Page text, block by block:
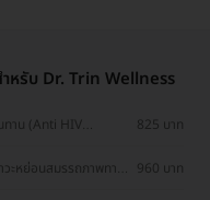
หรับ Dr. Trin Wellness
ทาน (Anti HIV
825 บาท
ะหย่อนสมรรถภาพทาง
960 บาท